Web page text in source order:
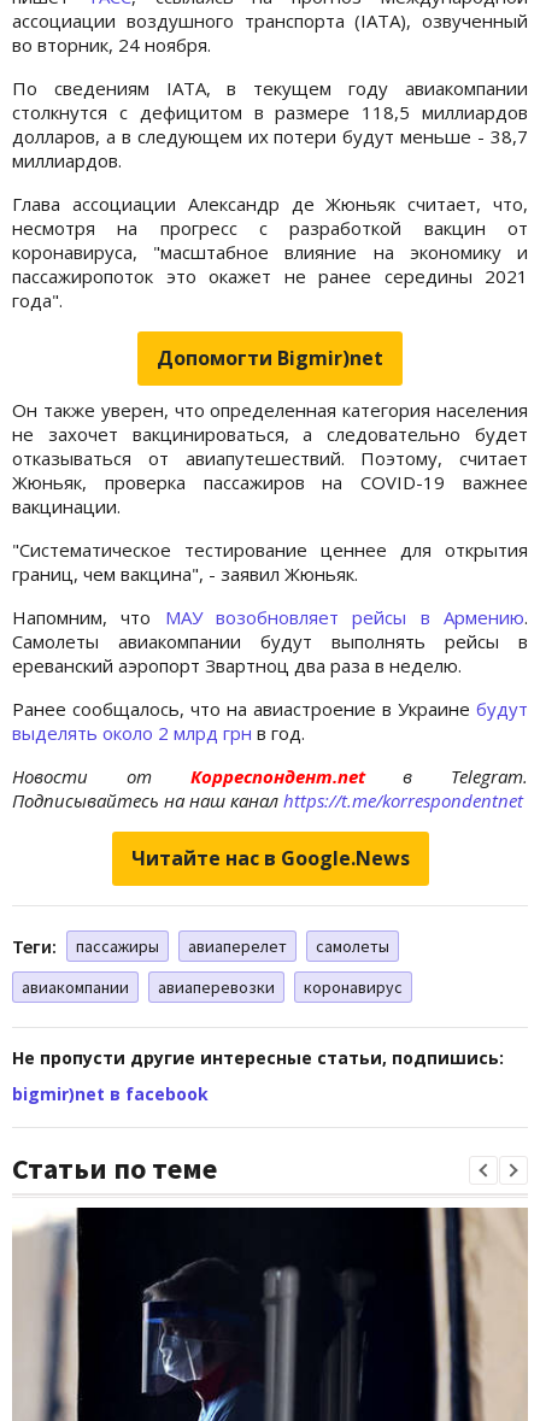
ассоциации воздушного транспорта (IATA), озвученный
во вторник, 24 ноября.
По сведениям IATA, в текущем году авиакомпании
столкнутся с дефицитом в размере 118,5 миллиардов
долларов, а в следующем их потери будут меньше - 38,7
миллиардов.
Глава ассоциации Александр де Жюньяк считает, что,
несмотря на прогресс с разработкой вакцин от
коронавируса, "масштабное влияние на экономику и
пассажиропоток это окажет не ранее середины 2021
года".
Допомогти Bigmir)net
Он также уверен, что определенная категория населения
не захочет вакцинироваться, а следовательно будет
отказываться от авиапутешествий. Поэтому, считает
Жюньяк, проверка пассажиров на COVID-19 важнее
вакцинации.
"Систематическое тестирование ценнее для открытия
границ, чем вакцина", - заявил Жюньяк.
Напомним, что МАУ возобновляет рейсы в Армению.
Самолеты авиакомпании будут выполнять рейсы в
ереванский аэропорт Звартноц два раза в неделю.
Ранее сообщалось, что на авиастроение в Украине будут
выделять около 2 млрд грн в год.
Новости отКорреспондент.netв Telegram.
Подписывайтесь на наш канал https://t.me/korrespondentnet
Читайте нас в Google.News
Теги: пассажиры авиаперелет
самолеты
авиакомпании
авиаперевозки коронавирус
Не пропусти другие интересные статьи, подпишись:
bigmir)net в facebook
Статьи по теме